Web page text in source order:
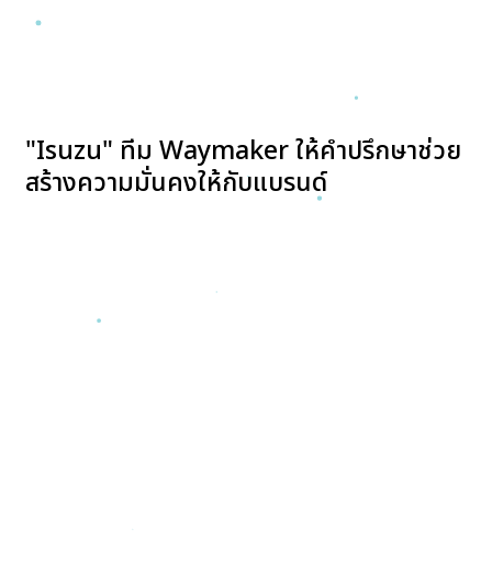
"Isuzu" ทีม Waymaker ให้คำปรึกษาช่วย
สร้างความมั่นคงให้กับแบรนด์